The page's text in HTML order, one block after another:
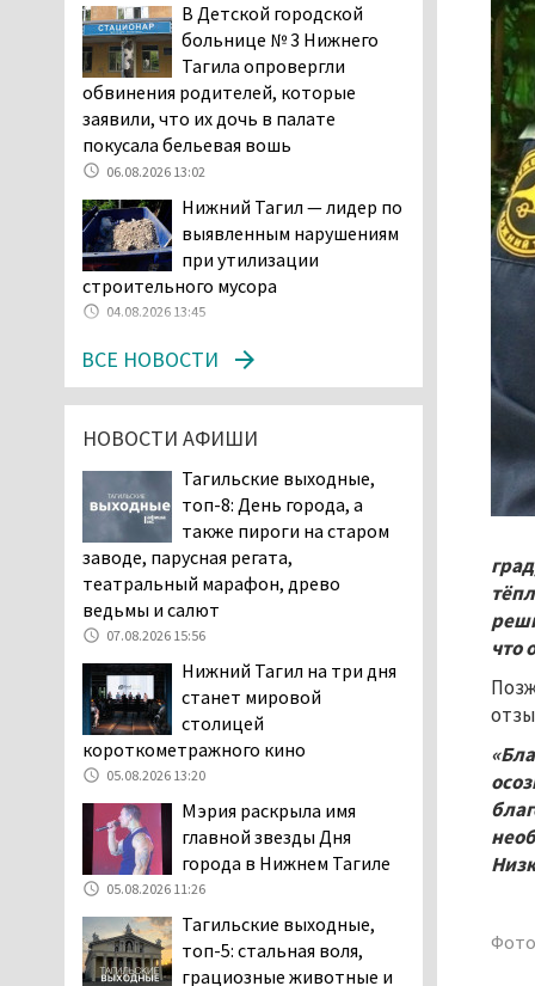
что
повышает износ автомобиля
06.08.2026 13:53
В Детской городской
больнице № 3 Нижнего
Тагила опровергли
обвинения родителей, которые
покусала бельевая вошь
06.08.2026 13:02
В Нижнем Тагиле на три
дня запретят
06.08.2026 11:41
«Я уверен, это бельевая
летней девочки
пожаловались на кровососущих
паразитов, которые искусали их
ребёнка в детской больнице
Нижнего Тагила
05.08.2026 17:59
Директора уральского
предприятия по
производству дронов
«Упырь» подорвали в автомобиле
под Екатеринбургом
05.08.2026 17:05
Эксперты назвали
причины массового мора
рыбы в Свердловской
области
05.08.2026 16:31
Осуждённый за убийство
тагильского хоккеиста
Александра Чумарина
В Детской городской
больнице № 3 Нижнего
Тагила опровергли
обвинения родителей, которые
заявили, что их дочь в палате
покусала бельевая вошь
06.08.2026 13:02
Нижний Тагил — лидер по
выявленным нарушениям
при утилизации
строительного мусора
04.08.2026 13:45
ВСЕ НОВОСТИ
НОВОСТИ АФИШИ
Тагильские выходные,
топ-8: День города, а
также пироги на старом
заводе, парусная регата,
театральный марафон, древо
ведьмы и салют
07.08.2026 15:56
Нижний Тагил на три дня
станет мировой
столицей
короткометражного кино
05.08.2026 13:20
Мэрия раскрыла имя
главной звезды Дня
города в Нижнем Тагиле
05.08.2026 11:26
Тагильские выходные,
топ-5: стальная воля,
грациозные животные и